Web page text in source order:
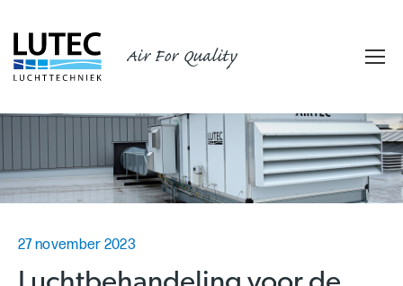
Air For Quality
27 november 2023